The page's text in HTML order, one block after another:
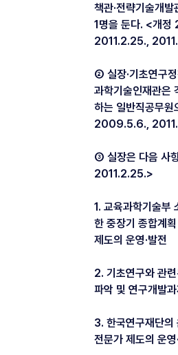
책관·전략기술개
1명을 둔다. <개
2011.2.25.,
② 실장·기초연구
과학기술인재관은
하는 일반직공무원
2009.5.6.,
③ 실장은 다음 사
2011.2.25.>
1. 교육과학기술부
한 중장기 종합계
제도의 운영·발전
2. 기초연구와 관
파악 및 연구개발과
3. 한국연구재단의
전문가 제도의 운영